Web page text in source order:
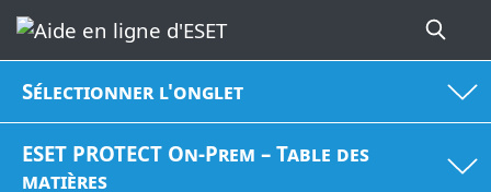
Sélectionner l'onglet
ESET PROTECT On-Prem – Table des
matières